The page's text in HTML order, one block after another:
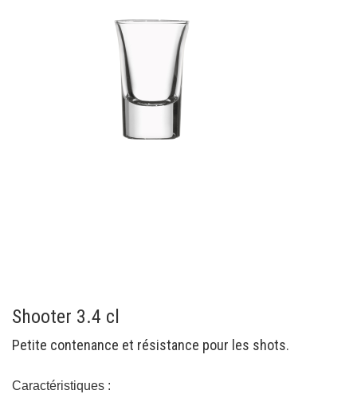
Shooter 3.4 cl
Petite contenance et résistance pour les shots.
Caractéristiques :